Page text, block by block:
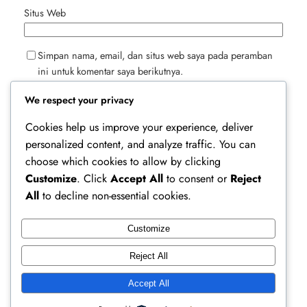
Situs Web
Simpan nama, email, dan situs web saya pada peramban
ini untuk komentar saya berikutnya.
Ferry Doedens | Public Figure, Actor & Creative
Profile
Instagram
Facebook
X
We respect your privacy
Cookies help us improve your experience, deliver
personalized content, and analyze traffic. You can
choose which cookies to allow by clicking
Customize. Click Accept All to consent or Reject
All to decline non-essential cookies.
Customize
Reject All
Accept All